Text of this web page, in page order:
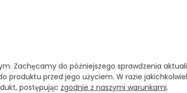
Zachęcamy do późniejszego sprawdzenia
produktu przed jego użyciem. W razie
postępując zgodnie z naszymi warunkami.